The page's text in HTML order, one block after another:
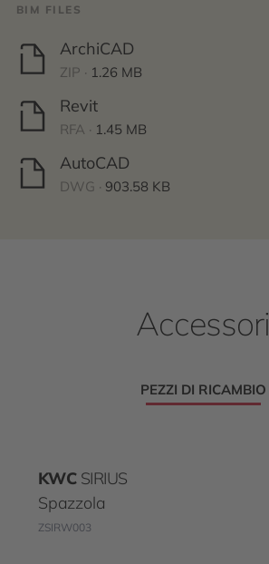
BIM FILES
ArchiCAD
ZIP · 1.26 MB
Revit
RFA · 1.45 MB
AutoCAD
DWG · 903.58 KB
Accessori
PEZZI DI RICAMBIO
KWC SIRIUS
Spazzola
ZSIRW003